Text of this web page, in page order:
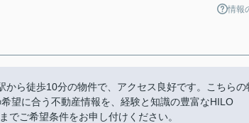
情報
ら徒歩10分の物件で、アクセス良好です。こちらの
望に合う不動産情報を、経験と知識の豊富なHILO
ご希望条件をお申し付けください。